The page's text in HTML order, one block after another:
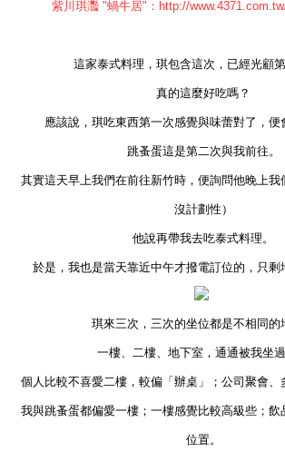
紫川琪灩 "蝸牛居"： http://
這家泰式料理，琪包含這次，已經光顧第
真的這麼好吃嗎？
應該說，琪吃東西第一次感覺與味蕾對了，便
跳蚤蛋這是第二次與我前往。
其實這天早上我們在前往新竹時，便詢問他晚上我
沒計劃性）
他說再帶我去吃泰式料理。
於是，我也是當天靠近中午才撥電訂位的，只剩
琪來三次，三次的坐位都是不相同的
一樓、二樓、地下室，通通被我坐過
個人比較不喜愛二樓，較偏「辦桌」；公司聚會、
我與跳蚤蛋都偏愛一樓；一樓感覺比較高級些； 飲
位置。